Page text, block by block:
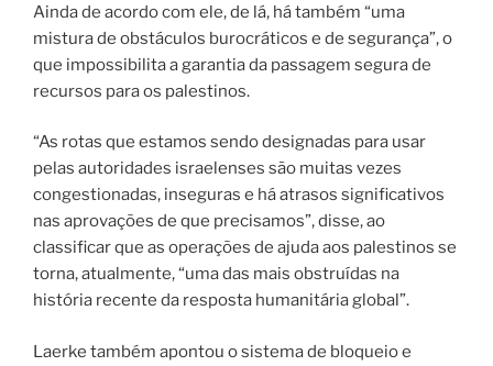
Ainda de acordo com ele, de lá, há também “uma
mistura de obstáculos burocráticos e de segurança”, o
que impossibilita a garantia da passagem segura de
recursos para os palestinos.
“As rotas que estamos sendo designadas para usar
pelas autoridades israelenses são muitas vezes
congestionadas, inseguras e há atrasos significativos
nas aprovações de que precisamos”, disse, ao
classificar que as operações de ajuda aos palestinos se
torna, atualmente, “uma das mais obstruídas na
história recente da resposta humanitária global”.
Laerke também apontou o sistema de bloqueio e